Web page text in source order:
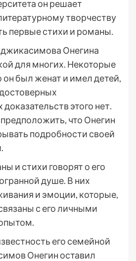
он решает
творчеству
первые стихи и романы.
Онегина
для многих. Некоторые
был женат и имел детей,
этого нет.
что Онегин
подробности своей
и стихи говорят о его
душе. В них
и эмоции, которые,
с его личными
его семейной
Онегин оставил